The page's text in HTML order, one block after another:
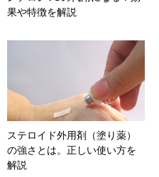
果や特徴を解説
ステロイド外用剤（塗り薬）
の強さとは。正しい使い方を
解説